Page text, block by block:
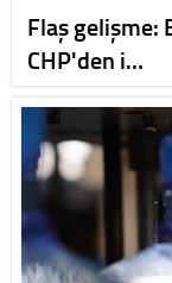
Flaş gelişme:
CHP'den i…